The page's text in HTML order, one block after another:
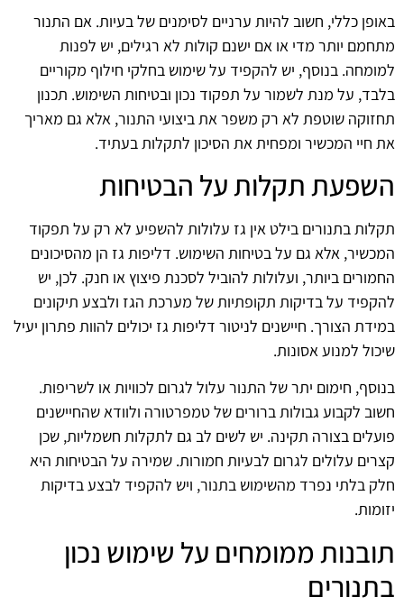
באופן כללי, חשוב להיות ערניים לסימנים של בעיות. אם התנור
מתחמם יותר מדי או אם ישנם קולות לא רגילים, יש לפנות
למומחה. בנוסף, יש להקפיד על שימוש בחלקי חילוף מקוריים
בלבד, על מנת לשמור על תפקוד נכון ובטיחות השימוש. תכנון
תחזוקה שוטפת לא רק משפר את ביצועי התנור, אלא גם מאריך
את חיי המכשיר ומפחית את הסיכון לתקלות בעתיד.
השפעת תקלות על הבטיחות
תקלות בתנורים בילט אין גז עלולות להשפיע לא רק על תפקוד
המכשיר, אלא גם על בטיחות השימוש. דליפות גז הן מהסיכונים
החמורים ביותר, ועלולות להוביל לסכנת פיצוץ או חנק. לכן, יש
להקפיד על בדיקות תקופתיות של מערכת הגז ולבצע תיקונים
במידת הצורך. חיישנים לניטור דליפות גז יכולים להוות פתרון יעיל
שיכול למנוע אסונות.
בנוסף, חימום יתר של התנור עלול לגרום לכוויות או לשריפות.
חשוב לקבוע גבולות ברורים של טמפרטורה ולוודא שהחיישנים
פועלים בצורה תקינה. יש לשים לב גם לתקלות חשמליות, שכן
קצרים עלולים לגרום לבעיות חמורות. שמירה על הבטיחות היא
חלק בלתי נפרד מהשימוש בתנור, ויש להקפיד לבצע בדיקות
יזומות.
תובנות ממומחים על שימוש נכון
בתנורים